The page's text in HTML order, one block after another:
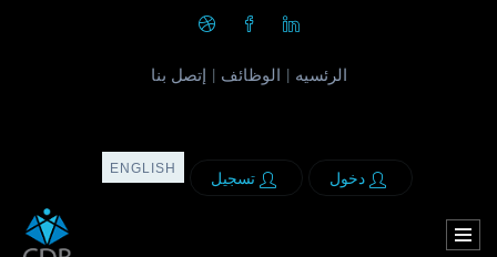
الرئسيه الوظائف إتصل بنا
دخول تسجيل
ENGLISH